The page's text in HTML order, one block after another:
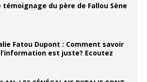
témoignage du père de Fallou Sène
Fatou Dupont : Comment savoir
est juste? Ecoutez